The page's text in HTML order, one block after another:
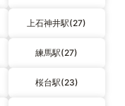
上石神井駅(27)
練馬駅(27)
桜台駅(23)